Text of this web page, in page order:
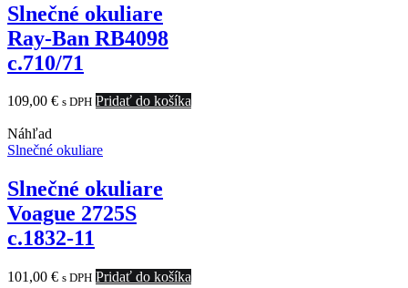
Slnečné okuliare
Ray-Ban RB4098
c.710/71
109,00 € s DPH Pridať do košíka
Náhľad
Slnečné okuliare
Slnečné okuliare
Voague 2725S
c.1832-11
101,00 € s DPH Pridať do košíka